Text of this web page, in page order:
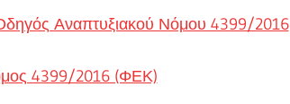
Αναπτυξιακού Νόμου 4399/2016
4399/2016 (ΦΕΚ)